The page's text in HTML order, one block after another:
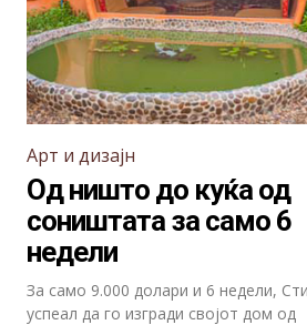
Арт и дизајн
Од ништо до куќа од
соништата за само 6
недели
За само 9.000 долари и 6 недели,
успеал да го изгради својот дом од